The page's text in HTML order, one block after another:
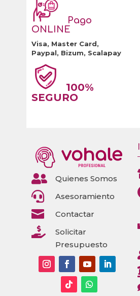
Pago
ONLINE
Visa, Master Card,
Paypal, Bizum, Scalapay
100%
SEGURO
 Quienes Somos
 Asesoramiento
 Contactar

Solicitar
Presupuesto